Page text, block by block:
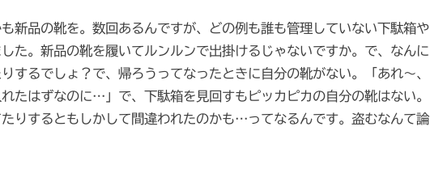
新品の靴を。数回あるんですが、どの例も誰も管理していない下駄箱や
た。新品の靴を履いてルンルンで出掛けるじゃないですか。で、なんに
するでしょ？で、帰ろうってなったときに自分の靴がない。「あれ〜、
たはずなのに…」で、下駄箱を見回すもピッカピカの自分の靴はない。
りするともしかして間違われたのかも…ってなるんです。盗むなんて論